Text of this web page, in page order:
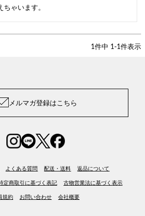
ゃいます。
1 件中 1 -1 件表示
メルマガ登録はこちら
よくある質問 配送・送料 返品について
定商取引に基づく表記 古物営業法に基づく表示
規約 お問い合わせ 会社概要